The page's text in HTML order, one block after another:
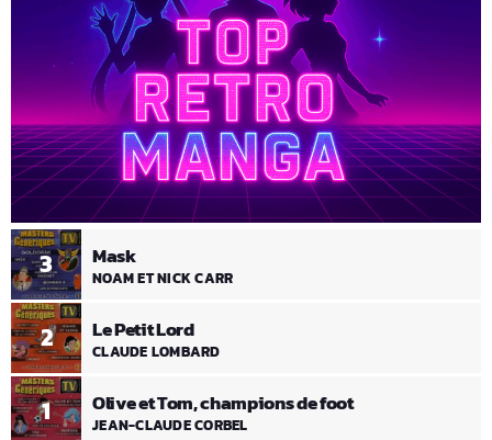
1 Olive et Tom, champions de foot
JEAN-CLAUDE CORBEL
2 Le Petit Lord
CLAUDE LOMBARD
3 Mask
NOAM ET NICK CARR